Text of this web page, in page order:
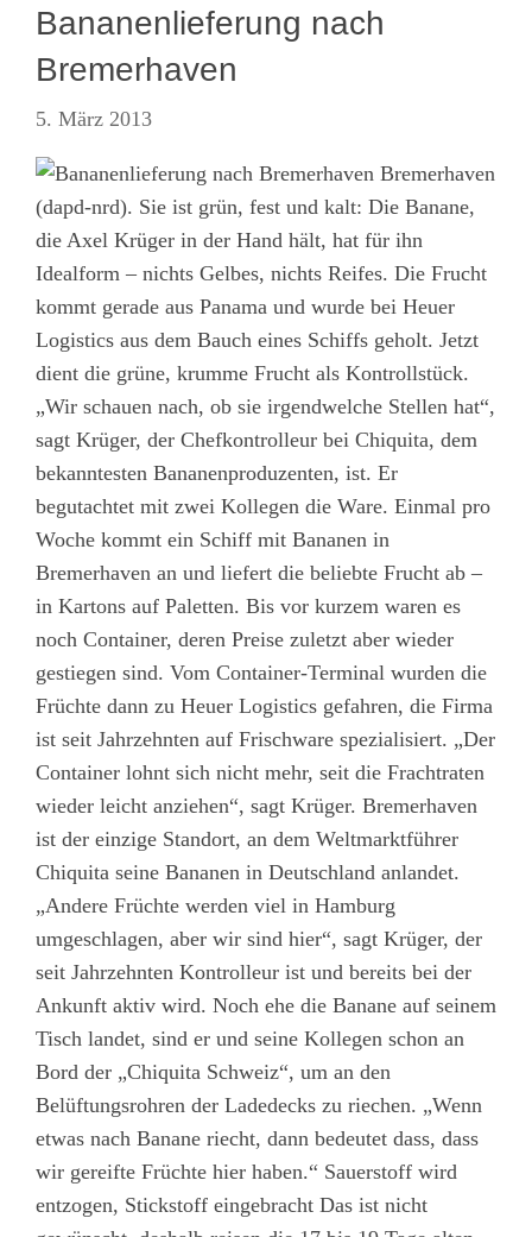
Bananenlieferung nach
Bremerhaven
5. März 2013
Bremerhaven
(dapd-nrd). Sie ist grün, fest und kalt: Die Banane,
die Axel Krüger in der Hand hält, hat für ihn
Idealform – nichts Gelbes, nichts Reifes. Die Frucht
kommt gerade aus Panama und wurde bei Heuer
Logistics aus dem Bauch eines Schiffs geholt. Jetzt
dient die grüne, krumme Frucht als Kontrollstück.
„Wir schauen nach, ob sie irgendwelche Stellen hat“,
sagt Krüger, der Chefkontrolleur bei Chiquita, dem
bekanntesten Bananenproduzenten, ist. Er
begutachtet mit zwei Kollegen die Ware. Einmal pro
Woche kommt ein Schiff mit Bananen in
Bremerhaven an und liefert die beliebte Frucht ab –
in Kartons auf Paletten. Bis vor kurzem waren es
noch Container, deren Preise zuletzt aber wieder
gestiegen sind. Vom Container-Terminal wurden die
Früchte dann zu Heuer Logistics gefahren, die Firma
ist seit Jahrzehnten auf Frischware spezialisiert. „Der
Container lohnt sich nicht mehr, seit die Frachtraten
wieder leicht anziehen“, sagt Krüger. Bremerhaven
ist der einzige Standort, an dem Weltmarktführer
Chiquita seine Bananen in Deutschland anlandet.
„Andere Früchte werden viel in Hamburg
umgeschlagen, aber wir sind hier“, sagt Krüger, der
seit Jahrzehnten Kontrolleur ist und bereits bei der
Ankunft aktiv wird. Noch ehe die Banane auf seinem
Tisch landet, sind er und seine Kollegen schon an
Bord der „Chiquita Schweiz“, um an den
Belüftungsrohren der Ladedecks zu riechen. „Wenn
etwas nach Banane riecht, dann bedeutet dass, dass
wir gereifte Früchte hier haben.“ Sauerstoff wird
entzogen, Stickstoff eingebracht Das ist nicht